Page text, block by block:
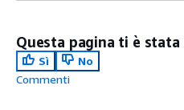
Questa pagina ti è stata
Sì
No
Commenti